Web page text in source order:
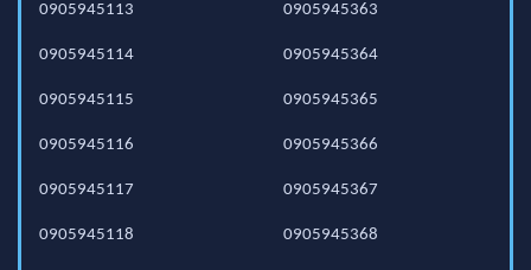
0905945113
0905945114
0905945115
0905945116
0905945117
0905945118
0905945363
0905945364
0905945365
0905945366
0905945367
0905945368